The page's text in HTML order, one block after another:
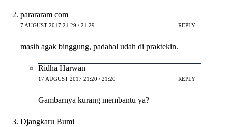
parararam com
7 AUGUST 2017 21:29 / 21:29 REPLY
masih agak binggung, padahal udah di praktekin.
Ridha Harwan
17 AUGUST 2017 21:20 / 21:20 REPLY
Gambarnya kurang membantu ya?
Djangkaru Bumi